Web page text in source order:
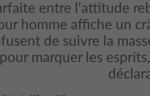
entre l'attitude
homme affiche un
de suivre la
pour marquer les